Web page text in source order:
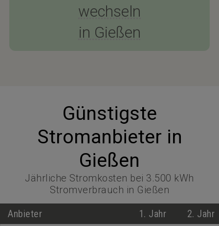
wechseln
in Gießen
Günstigste
Stromanbieter in
Gießen
Jährliche Stromkosten bei 3.500 kWh
Stromverbrauch in Gießen
Anbieter 1. Jahr 2. Jahr